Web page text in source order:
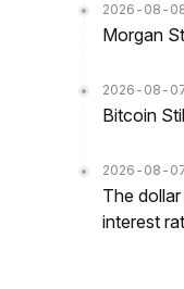
2026-08-
Morgan
2026-08-
Bitcoin
2026-08-
The
interest